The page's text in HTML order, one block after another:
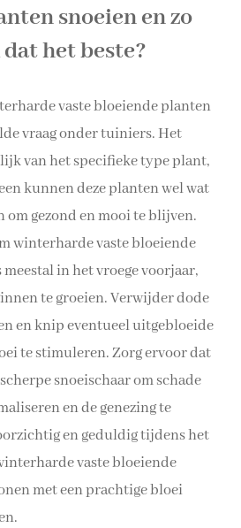
snoeien en zo
het beste?
vaste bloeiende planten
vraag onder tuiniers. Het
van het specifieke type plant,
kunnen deze planten wel wat
gezond en mooi te blijven.
winterharde vaste bloeiende
in het vroege voorjaar,
te groeien. Verwijder dode
en knip eventueel uitgebloeide
te stimuleren. Zorg ervoor dat
snoeischaar om schade
en de genezing te
en geduldig tijdens het
vaste bloeiende
met een prachtige bloei